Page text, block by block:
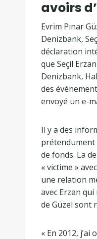
avoirs
Evrim Pınar
Denizbank,
déclaration
que Seçil
Denizbank,
des
envoyé un e-
Il y a des
prétendument
de fonds. La
« victime »
une relation
avec Erzan
de Güzel sont
« En 2012,